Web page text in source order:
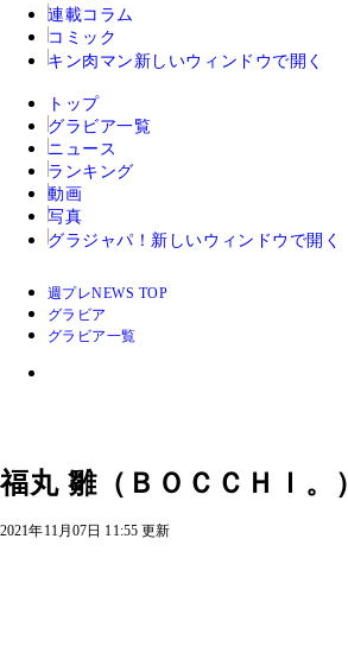
連載コラム
コミック
キン肉マン 新しいウィンドウで開く
トップ
グラビア一覧
ニュース
ランキング
動画
写真
グラジャパ！ 新しいウィンドウで開く
週プレNEWS TOP
グラビア
グラビア一覧
福丸 雛（ＢＯＣＣＨＩ。
2021年11月07日 11:55 更新